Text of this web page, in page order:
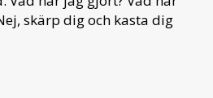
skärp dig och kasta dig